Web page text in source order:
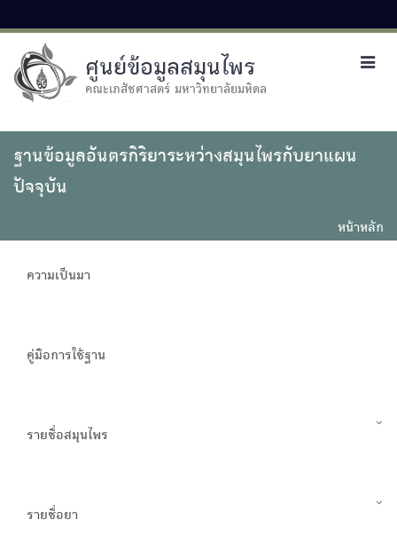
ศูนย์ข้อมูลสมุนไพร
คณะเภสัชศาสตร์ มหาวิทยาลัยมหิดล
ฐานข้อมูลอันตรกิริยาระหว่างสมุนไพรกับยาแผน
ปัจจุบัน
หน้าหลัก
ความเป็นมา
คู่มือการใช้ฐาน
รายชื่อสมุนไพร
รายชื่อยา